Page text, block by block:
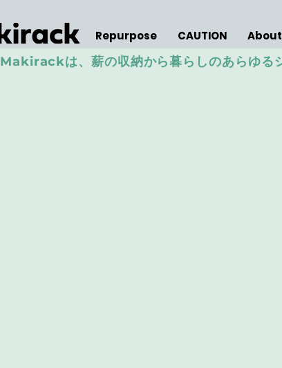
Repurpose CAUTION About
Makirackは、薪の収納から暮らしのあらゆる